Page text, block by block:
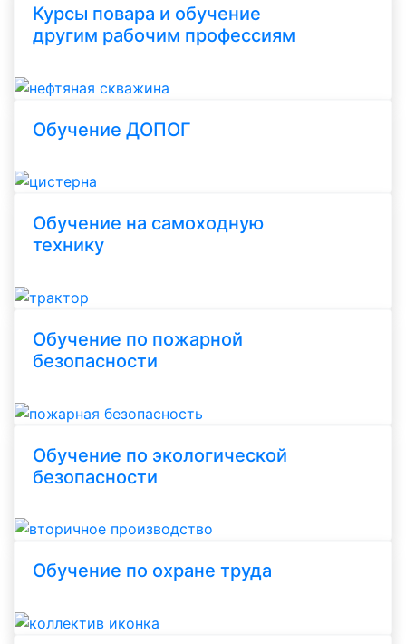
Курсы повара и обучение
другим рабочим профессиям
Обучение ДОПОГ
Обучение на самоходную
технику
Обучение по пожарной
безопасности
Обучение по экологической
безопасности
Обучение по охране труда